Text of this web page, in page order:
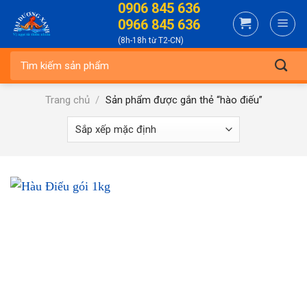
content
0906 845 636
0966 845 636
(8h-18h từ T2-CN)
Trang chủ / Sản phẩm được gắn thẻ “hào điếu”
-25%